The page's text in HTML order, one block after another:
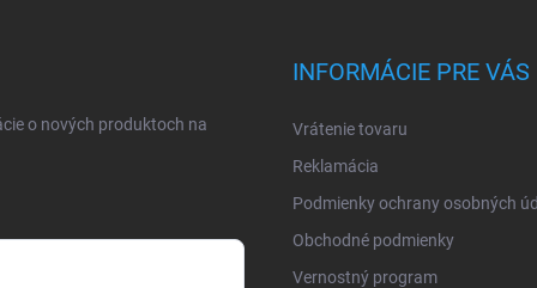
o nových produktoch na
INFORMÁCIE PRE VÁS
Vrátenie tovaru
Reklamácia
Podmienky ochrany osobných
Obchodné podmienky
Vernostný program